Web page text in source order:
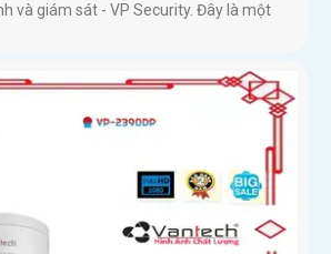
và giám sát - VP Security. Đây là một